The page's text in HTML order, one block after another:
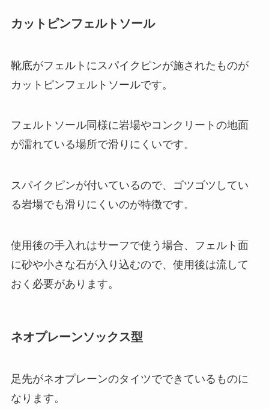
カットピンフェルトソール
靴底がフェルトにスパイクピンが施されたものが
カットピンフェルトソールです。
フェルトソール同様に岩場やコンクリートの地面
が濡れている場所で滑りにくいです。
スパイクピンが付いているので、ゴツゴツしてい
る岩場でも滑りにくいのが特徴です。
使用後の手入れはサーフで使う場合、フェルト面
に砂や小さな石が入り込むので、使用後は流して
おく必要があります。
ネオプレーンソックス型
足先がネオプレーンのタイツでできているものに
なります。